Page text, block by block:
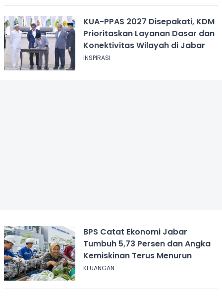
KUA-PPAS 2027 Disepakati, KDM
Prioritaskan Layanan Dasar dan
Konektivitas Wilayah di Jabar
INSPIRASI
BPS Catat Ekonomi Jabar
Tumbuh 5,73 Persen dan Angka
Kemiskinan Terus Menurun
KEUANGAN